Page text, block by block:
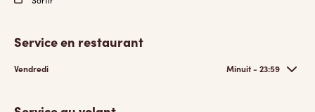
Service en restaurant
Vendredi Minuit - 23:59